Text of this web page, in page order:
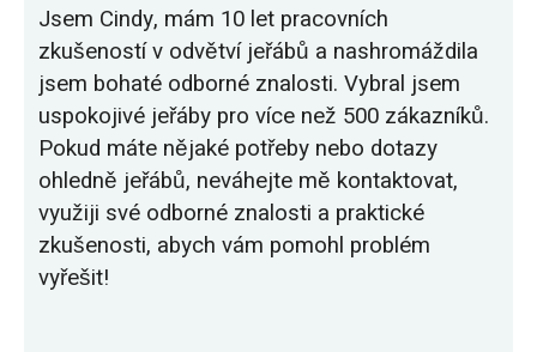
Jsem Cindy, mám 10 let pracovních
zkušeností v odvětví jeřábů a nashromáždila
jsem bohaté odborné znalosti. Vybral jsem
uspokojivé jeřáby pro více než 500 zákazníků.
Pokud máte nějaké potřeby nebo dotazy
ohledně jeřábů, neváhejte mě kontaktovat,
využiji své odborné znalosti a praktické
zkušenosti, abych vám pomohl problém
vyřešit!